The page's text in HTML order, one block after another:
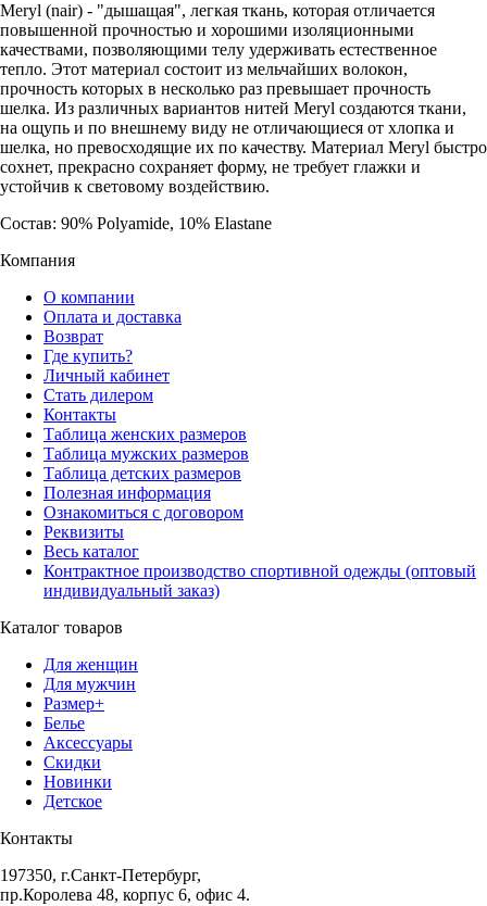
Meryl (nair) - "дышащая", легкая ткань, которая отличается
повышенной прочностью и хорошими изоляционными
качествами, позволяющими телу удерживать естественное
тепло. Этот материал состоит из мельчайших волокон,
прочность которых в несколько раз превышает прочность
шелка. Из различных вариантов нитей Meryl создаются ткани,
на ощупь и по внешнему виду не отличающиеся от хлопка и
шелка, но превосходящие их по качеству. Материал Meryl быстро
сохнет, прекрасно сохраняет форму, не требует глажки и
устойчив к световому воздействию.
Состав: 90% Polyamide, 10% Elastane
Компания
О компании
Оплата и доставка
Возврат
Где купить?
Личный кабинет
Стать дилером
Контакты
Таблица женских размеров
Таблица мужских размеров
Таблица детских размеров
Полезная информация
Ознакомиться с договором
Реквизиты
Весь каталог
Контрактное производство спортивной одежды (оптовый
индивидуальный заказ)
Каталог товаров
Для женщин
Для мужчин
Размер+
Белье
Аксессуары
Скидки
Новинки
Детское
Контакты
197350, г.Санкт-Петербург,
пр.Королева 48, корпус 6, офис 4.